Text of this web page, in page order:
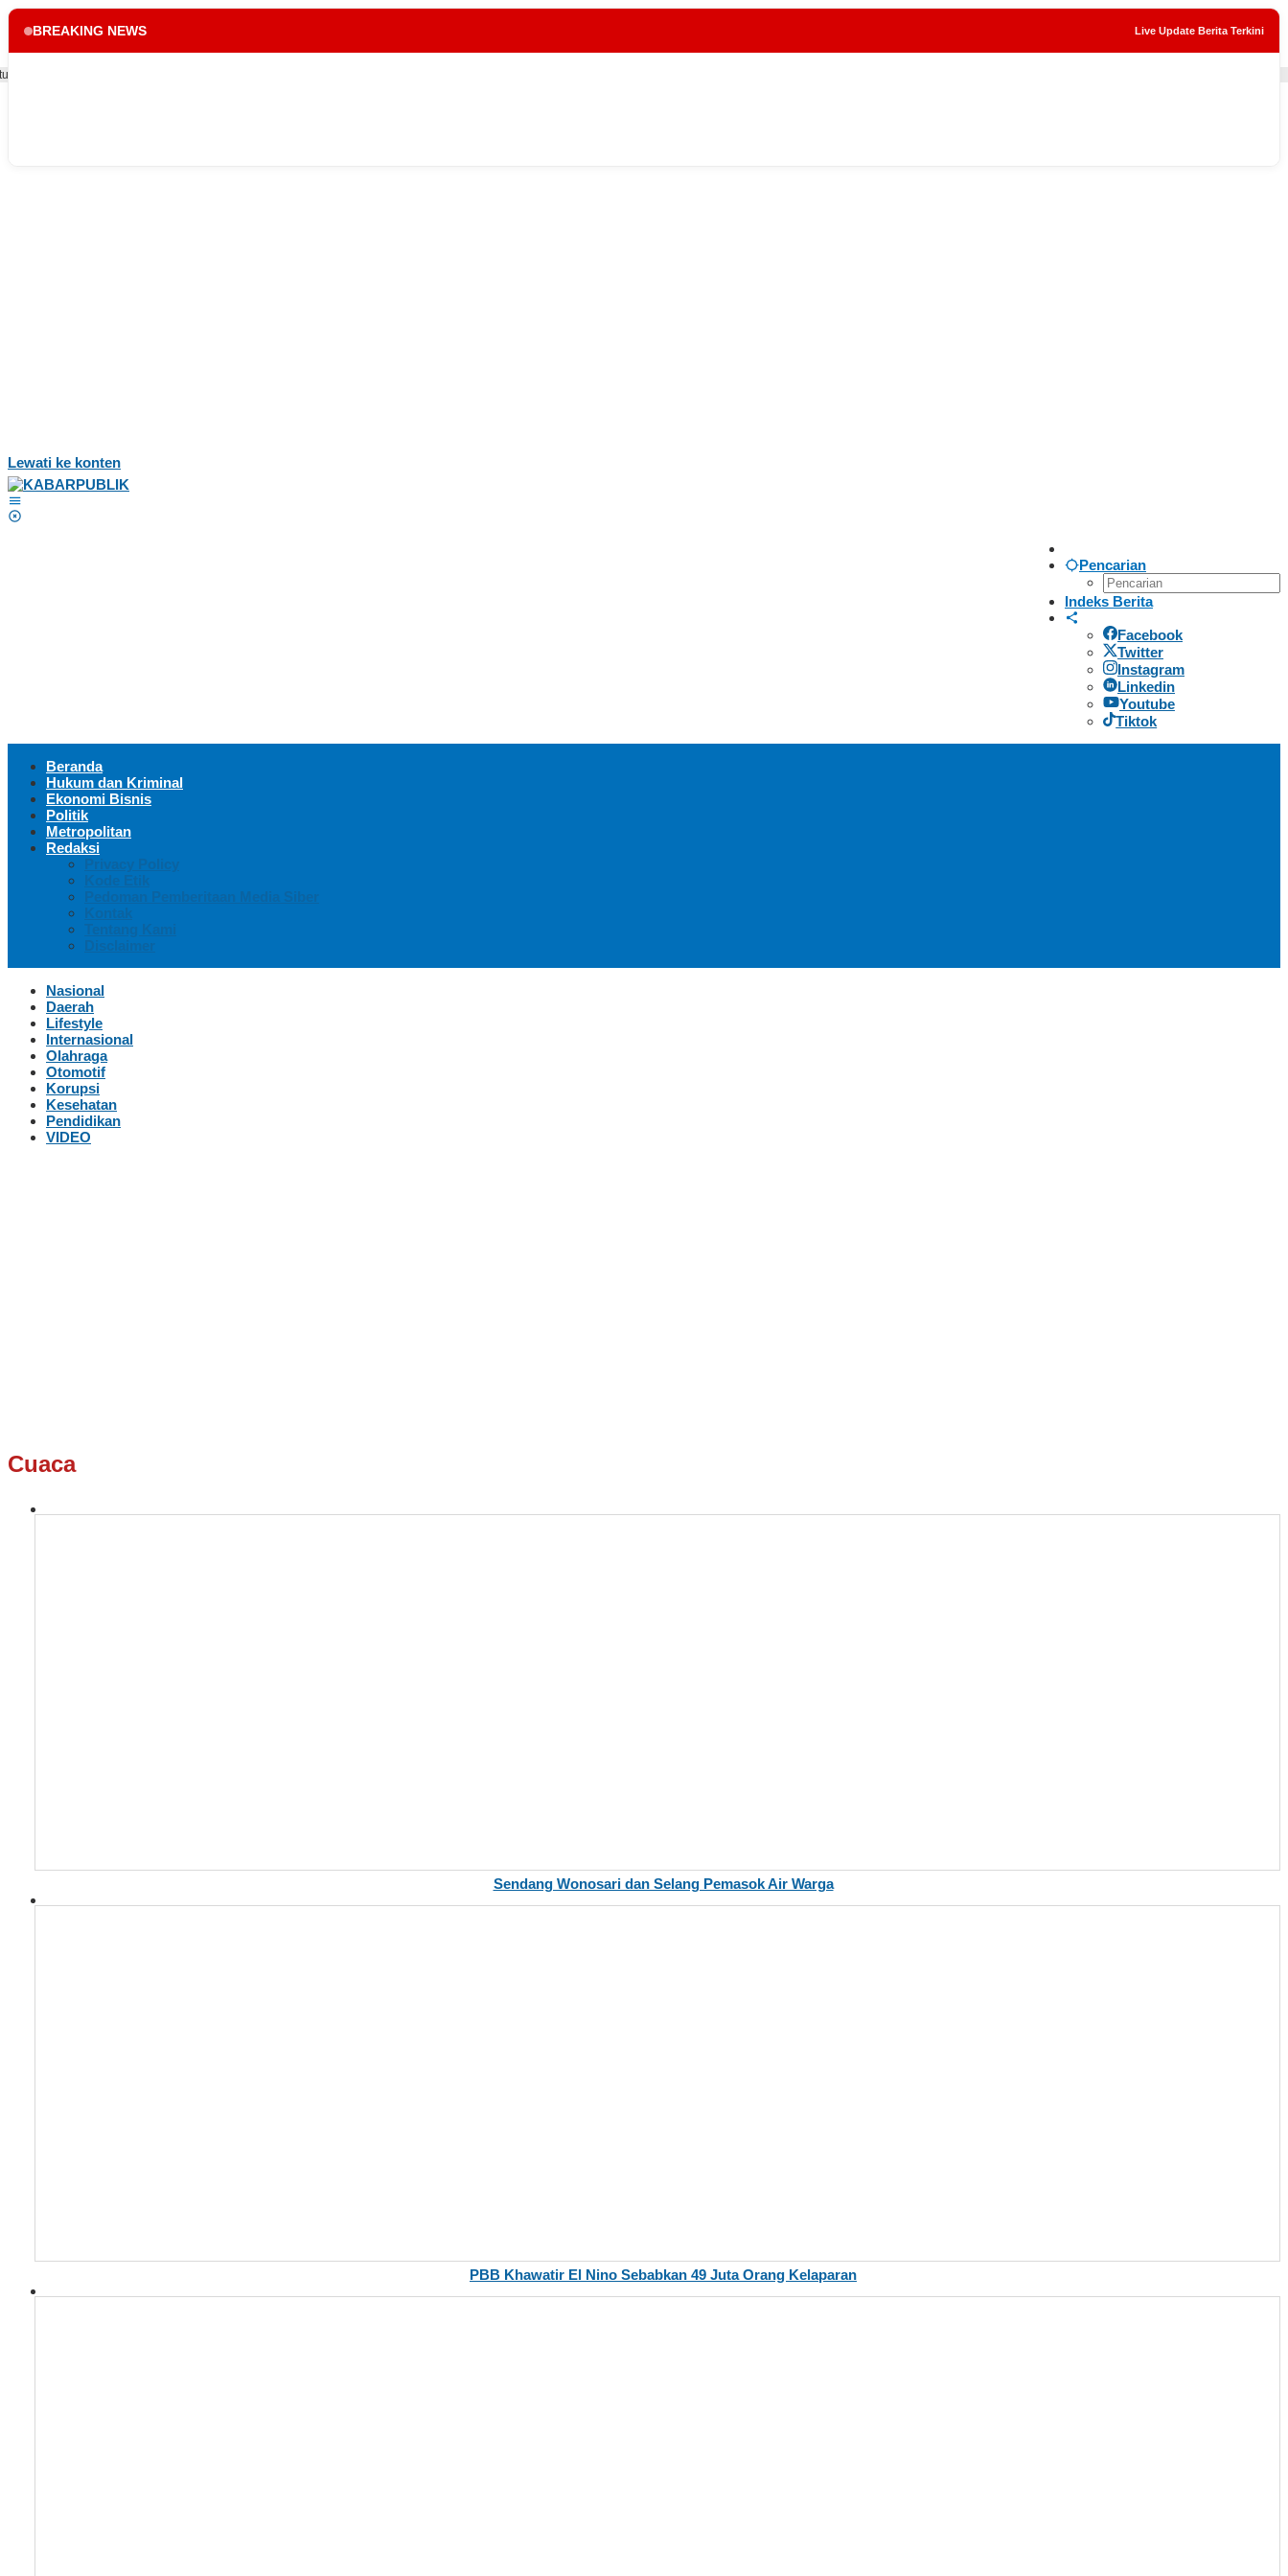
BREAKING NEWS Live Update Berita Terkini
Lewati ke konten
Pencarian
Indeks Berita
Facebook
Twitter
Instagram
Linkedin
Youtube
Tiktok
Beranda
Hukum dan Kriminal
Ekonomi Bisnis
Politik
Metropolitan
Redaksi
Privacy Policy
Kode Etik
Pedoman Pemberitaan Media Siber
Kontak
Tentang Kami
Disclaimer
Nasional
Daerah
Lifestyle
Internasional
Olahraga
Otomotif
Korupsi
Kesehatan
Pendidikan
VIDEO
Cuaca
Sendang Wonosari dan Selang Pemasok Air Warga
PBB Khawatir El Nino Sebabkan 49 Juta Orang Kelaparan